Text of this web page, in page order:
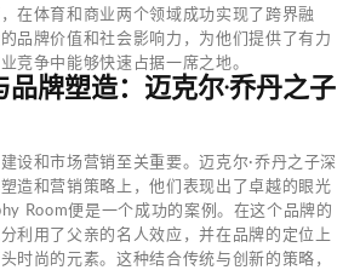
在体育和商业两个领域成功实现了跨界融
品牌价值和社会影响力，为他们提供了有力
竞争中能够快速占据一席之地。
牌塑造：迈克尔·乔丹之子
设和市场营销至关重要。迈克尔·乔丹之子深
造和营销策略上，他们表现出了卓越的眼光
Room便是一个成功的案例。在这个品牌的
利用了父亲的名人效应，并在品牌的定位上
时尚的元素。这种结合传统与创新的策略，